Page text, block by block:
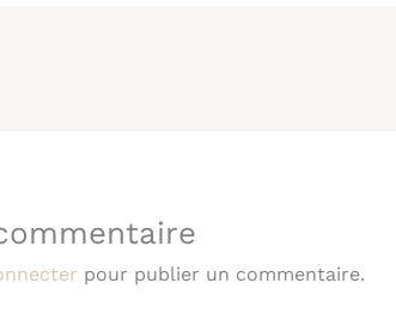
pour publier un commentaire.